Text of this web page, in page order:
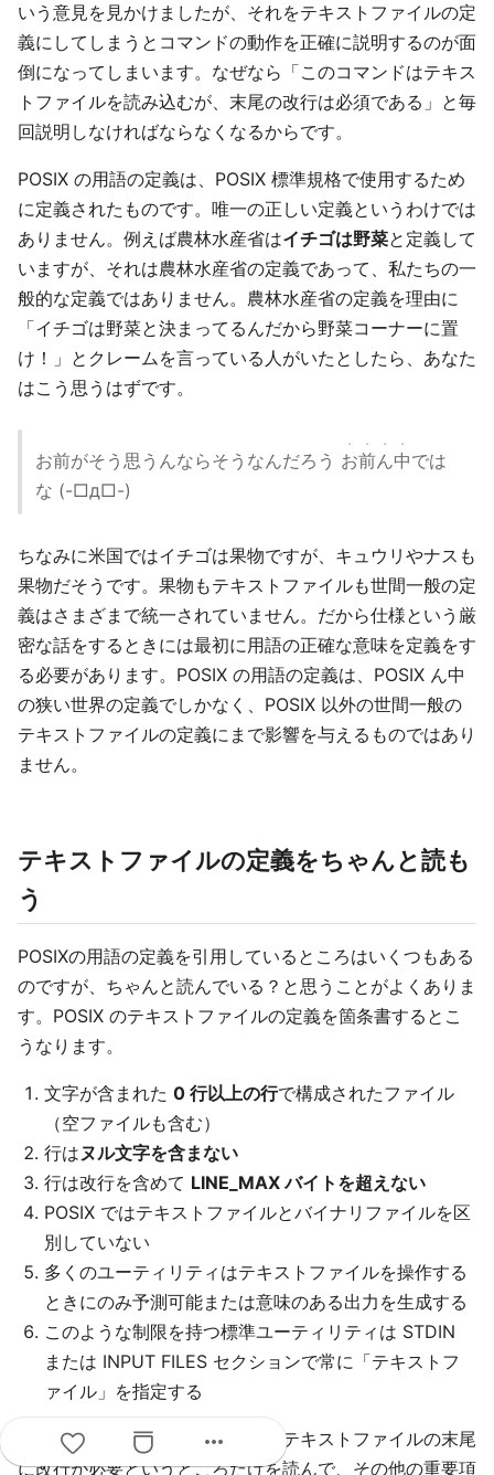
いう意見を見かけましたが、それをテキストファイルの定
義にしてしまうとコマンドの動作を正確に説明するのが面
倒になってしまいます。なぜなら「このコマンドはテキス
トファイルを読み込むが、末尾の改行は必須である」と毎
回説明しなければならなくなるからです。
POSIX の用語の定義は、POSIX 標準規格で使用するため
に定義されたものです。唯一の正しい定義というわけでは
ありません。例えば農林水産省はイチゴは野菜と定義して
いますが、それは農林水産省の定義であって、私たちの一
般的な定義ではありません。農林水産省の定義を理由に
「イチゴは野菜と決まってるんだから野菜コーナーに置
け！」とクレームを言っている人がいたとしたら、あなた
はこう思うはずです。
お前がそう思うんならそうなんだろう お前ん中
・・・・
では
な (-□д□-)
ちなみに米国ではイチゴは果物ですが、キュウリやナスも
果物だそうです。果物もテキストファイルも世間一般の定
義はさまざまで統一されていません。だから仕様という厳
密な話をするときには最初に用語の正確な意味を定義をす
る必要があります。POSIX の用語の定義は、POSIX ん中
の狭い世界の定義でしかなく、POSIX 以外の世間一般の
テキストファイルの定義にまで影響を与えるものではあり
ません。
テキストファイルの定義をちゃんと読も
う
POSIXの用語の定義を引用しているところはいくつもある
のですが、ちゃんと読んでいる？と思うことがよくありま
す。POSIX のテキストファイルの定義を箇条書するとこ
うなります。
文字が含まれた 0 行以上の行で構成されたファイル
（空ファイルも含む）
行はヌル文字を含まない
行は改行を含めて LINE_MAX バイトを超えない
POSIX ではテキストファイルとバイナリファイルを区
別していない
多くのユーティリティはテキストファイルを操作する
ときにのみ予測可能または意味のある出力を生成する
このような制限を持つ標準ユーティリティは STDIN
または INPUT FILES セクションで常に「テキストフ
ァイル」を指定する
これらの項目はすべて重要
です。テキストファイルの末尾
に改行が必要というところだけを読んで、その他の重要項
more_horiz